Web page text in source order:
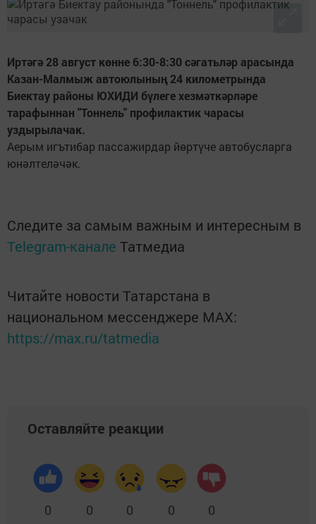
Иртәгә 28 август көнне 6:30-8:30 сәгатьләр арасында
Казан-Малмыж автоюлының 24 километрында
Биектау районы ЮХИДИ бүлеге хезмәткәрләре
тарафыннан "Тоннель" профилактик чарасы
уздырылачак.
Аерым игътибар пассажирдар йөртүче автобусларга
юнәлтеләчәк.
Следите за самым важным и интересным в
Telegram-канале Татмедиа
Читайте новости Татарстана в
национальном мессенджере MАХ:
https://max.ru/tatmedia
Оставляйте реакции
0 0 0 0 0